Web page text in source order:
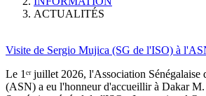
ACTUALITÉS
Visite de Sergio Mujica (SG de l'ISO) à
Le 1ᵉʳ juillet 2026, l'Association Sénégalaise
(ASN) a eu l'honneur d'accueillir à Dakar